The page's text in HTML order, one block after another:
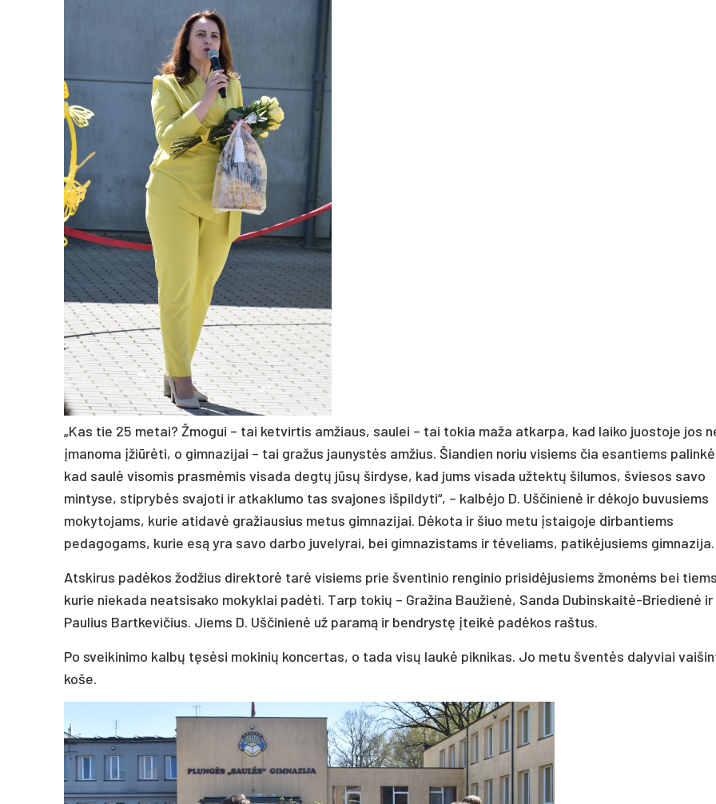
„Kas tie 25 metai? Žmogui – tai ketvirtis amžiaus, saulei – tai tokia maža atkarpa, kad laiko juostoje jos
įmanoma įžiūrėti, o gimnazijai – tai gražus jaunystės amžius. Šiandien noriu visiems čia esantiems
kad saulė visomis prasmėmis visada degtų jūsų širdyse, kad jums visada užtektų šilumos, šviesos savo
mintyse, stiprybės svajoti ir atkaklumo tas svajones išpildyti“, – kalbėjo D. Uščinienė ir dėkojo buvusiems
mokytojams, kurie atidavė gražiausius metus gimnazijai. Dėkota ir šiuo metu įstaigoje dirbantiems
pedagogams, kurie esą yra savo darbo juvelyrai, bei gimnazistams ir tėveliams, patikėjusiems gimnazija.
Atskirus padėkos žodžius direktorė tarė visiems prie šventinio renginio prisidėjusiems žmonėms bei
kurie niekada neatsisako mokyklai padėti. Tarp tokių – Gražina Baužienė, Sanda Dubinskaitė-Briedienė ir
Paulius Bartkevičius. Jiems D. Uščinienė už paramą ir bendrystę įteikė padėkos raštus.
Po sveikinimo kalbų tęsėsi mokinių koncertas, o tada visų laukė piknikas. Jo metu šventės dalyviai
koše.